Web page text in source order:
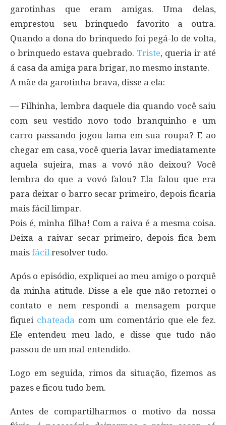
garotinhas que eram amigas. Uma delas,
emprestou seu brinquedo favorito a outra.
Quando a dona do brinquedo foi pegá-lo de volta,
o brinquedo estava quebrado. Triste, queria ir até
á casa da amiga para brigar, no mesmo instante.
A mãe da garotinha brava, disse a ela:
― Filhinha, lembra daquele dia quando você saiu
com seu vestido novo todo branquinho e um
carro passando jogou lama em sua roupa? E ao
chegar em casa, você queria lavar imediatamente
aquela sujeira, mas a vovó não deixou? Você
lembra do que a vovó falou? Ela falou que era
para deixar o barro secar primeiro, depois ficaria
mais fácil limpar.
Pois é, minha filha! Com a raiva é a mesma coisa.
Deixa a raivar secar primeiro, depois fica bem
mais fácil resolver tudo.
Após o episódio, expliquei ao meu amigo o porquê
da minha atitude. Disse a ele que não retornei o
contato e nem respondi a mensagem porque
fiquei chateada com um comentário que ele fez.
Ele entendeu meu lado, e disse que tudo não
passou de um mal-entendido.
Logo em seguida, rimos da situação, fizemos as
pazes e ficou tudo bem.
Antes de compartilharmos o motivo da nossa